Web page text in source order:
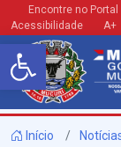
Barra de Ferramentas Aberta
Encontre no Portal
Acessibilidade
A+
Início